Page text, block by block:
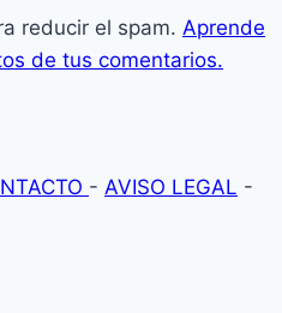
reducir el spam. Aprende
de tus comentarios.
- AVISO LEGAL -